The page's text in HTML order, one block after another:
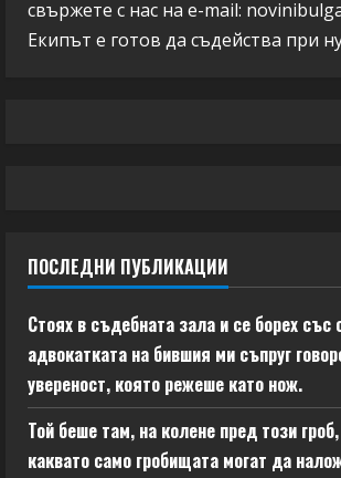
свържете с нас на e-mail:
Екипът е готов да съдейства при
ПОСЛЕДНИ ПУБЛИКАЦИИ
Стоях в съдебната зала и се борех със
адвокатката на бившия ми съпруг
увереност, която режеше като нож.
Той беше там, на колене пред този
каквато само гробищата могат да